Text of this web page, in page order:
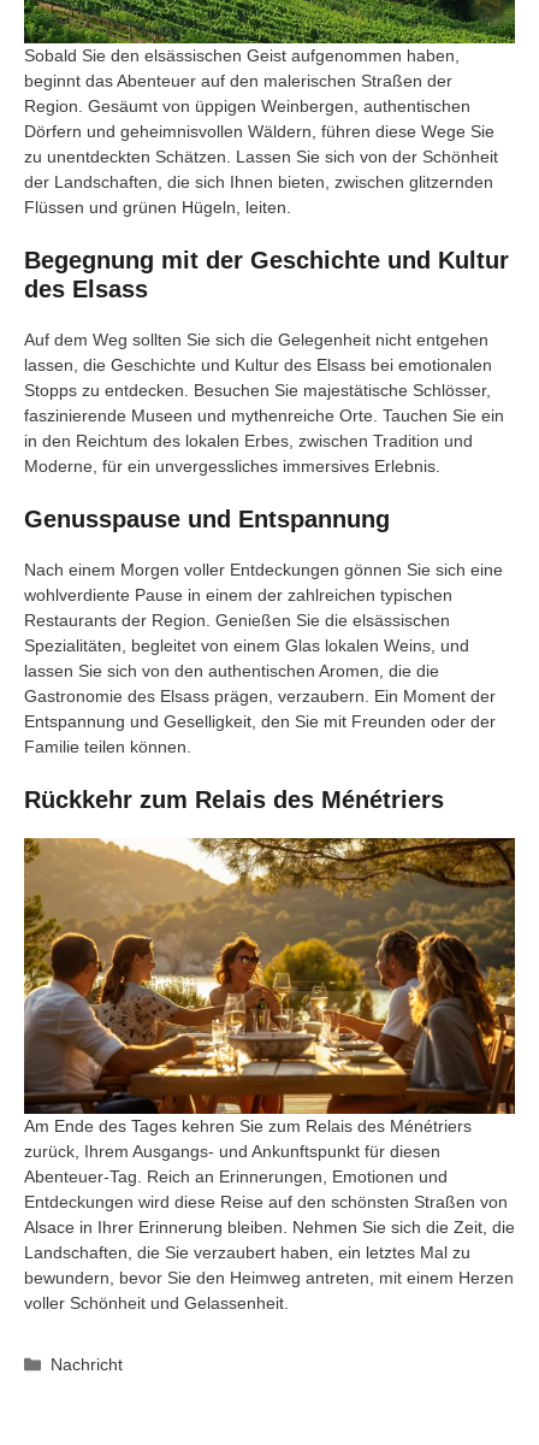
Sobald Sie den elsässischen Geist aufgenommen haben,
beginnt das Abenteuer auf den malerischen Straßen der
Region. Gesäumt von üppigen Weinbergen, authentischen
Dörfern und geheimnisvollen Wäldern, führen diese Wege Sie
zu unentdeckten Schätzen. Lassen Sie sich von der Schönheit
der Landschaften, die sich Ihnen bieten, zwischen glitzernden
Flüssen und grünen Hügeln, leiten.
Begegnung mit der Geschichte und Kultur
des Elsass
Auf dem Weg sollten Sie sich die Gelegenheit nicht entgehen
lassen, die Geschichte und Kultur des Elsass bei emotionalen
Stopps zu entdecken. Besuchen Sie majestätische Schlösser,
faszinierende Museen und mythenreiche Orte. Tauchen Sie ein
in den Reichtum des lokalen Erbes, zwischen Tradition und
Moderne, für ein unvergessliches immersives Erlebnis.
Genusspause und Entspannung
Nach einem Morgen voller Entdeckungen gönnen Sie sich eine
wohlverdiente Pause in einem der zahlreichen typischen
Restaurants der Region. Genießen Sie die elsässischen
Spezialitäten, begleitet von einem Glas lokalen Weins, und
lassen Sie sich von den authentischen Aromen, die die
Gastronomie des Elsass prägen, verzaubern. Ein Moment der
Entspannung und Geselligkeit, den Sie mit Freunden oder der
Familie teilen können.
Rückkehr zum Relais des Ménétriers
Am Ende des Tages kehren Sie zum Relais des Ménétriers
zurück, Ihrem Ausgangs- und Ankunftspunkt für diesen
Abenteuer-Tag. Reich an Erinnerungen, Emotionen und
Entdeckungen wird diese Reise auf den schönsten Straßen von
Alsace in Ihrer Erinnerung bleiben. Nehmen Sie sich die Zeit, die
Landschaften, die Sie verzaubert haben, ein letztes Mal zu
bewundern, bevor Sie den Heimweg antreten, mit einem Herzen
voller Schönheit und Gelassenheit.
Kategorien
Nachricht